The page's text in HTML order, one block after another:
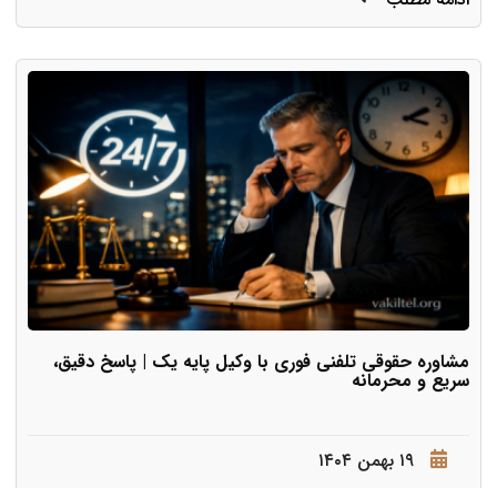
مشاوره حقوقی تلفنی فوری با وکیل پایه یک | پاسخ دقیق،
سریع و محرمانه
۱۹ بهمن ۱۴۰۴